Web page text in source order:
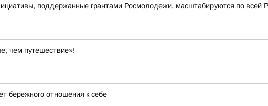
поддержанные грантами Росмолодежи, масштабируются по всей
чем путешествие»!
бережного отношения к себе